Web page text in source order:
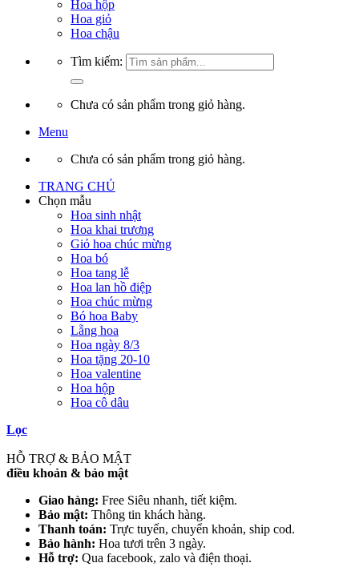
Hoa hộp
Hoa giỏ
Hoa chậu
Tìm kiếm:
Chưa có sản phẩm trong giỏ hàng.
Menu
Chưa có sản phẩm trong giỏ hàng.
TRANG CHỦ
Chọn mẫu
Hoa sinh nhật
Hoa khai trương
Giỏ hoa chúc mừng
Hoa bó
Hoa tang lễ
Hoa lan hồ điệp
Hoa chúc mừng
Bó hoa Baby
Lẵng hoa
Hoa ngày 8/3
Hoa tặng 20-10
Hoa valentine
Hoa hộp
Hoa cô dâu
Lọc
HỖ TRỢ & BẢO MẬT
điều khoản & bảo mật
Giao hàng: Free Siêu nhanh, tiết kiệm.
Bảo mật: Thông tin khách hàng.
Thanh toán: Trực tuyến, chuyển khoản, ship cod.
Bảo hành: Hoa tươi trên 3 ngày.
Hỗ trợ: Qua facebook, zalo và điện thoại.